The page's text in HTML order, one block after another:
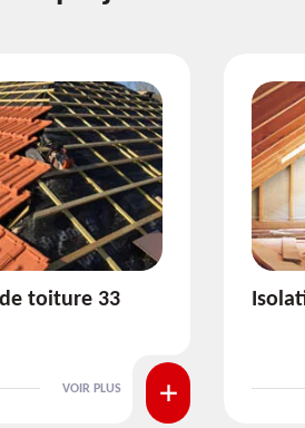
33
VOIR PLUS
Pose